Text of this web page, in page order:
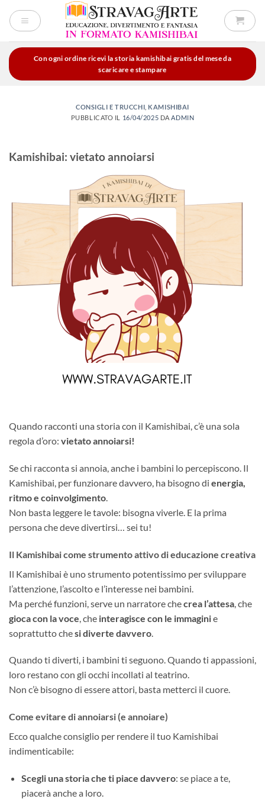
Con ogni ordine ricevi la storia kamishibai gratis del mese da
scaricare e stampare
CONSIGLI E TRUCCHI KAMISHIBAI
PUBBLICATO IL
16/04/2025 DA ADMIN
Kamishibai: vietato annoiarsi
Quando racconti una storia con il Kamishibai, c’è una sola
regola d’oro: vietato annoiarsi!
Se chi racconta si annoia, anche i bambini lo percepiscono. Il
Kamishibai, per funzionare davvero, ha bisogno di energia,
ritmo e coinvolgimento
Non basta leggere le tavole: bisogna viverle. E la prima
persona che deve divertirsi… sei tu!
Il Kamishibai come strumento attivo di educazione creativa
Il Kamishibai è uno strumento potentissimo per sviluppare
l’attenzione, l’ascolto e l’interesse nei bambini.
Ma perché funzioni, serve un narratore checrea l’attesa , che
gioca con la voce , che interagisce con le immaginie
soprattutto chesi diverte davvero
Quando ti diverti, i bambini ti seguono. Quando ti appassioni,
loro restano con gli occhi incollati al teatrino.
Non c’è bisogno di essere attori, basta metterci il cuore.
Come evitare di annoiarsi (e annoiare)
Ecco qualche consiglio per rendere il tuo Kamishibai
indimenticabile:
Scegli una storia che ti piace davvero: se piace a te,
piacerà anche a loro.